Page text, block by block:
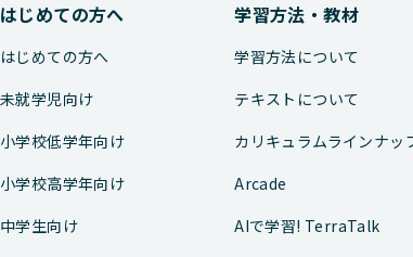
はじめての方へ
はじめての方へ
未就学児向け
小学校低学年向け
小学校高学年向け
中学生向け
学習方法・教材
学習方法について
テキストについて
カリキュラムラインナッ
Arcade
AIで学習! TerraTalk